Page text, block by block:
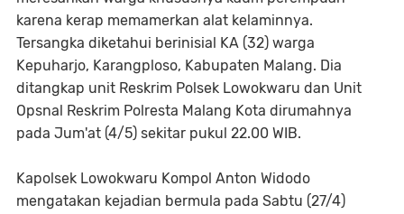
karena kerap memamerkan alat kelaminnya.
Tersangka diketahui berinisial KA (32) warga
Kepuharjo, Karangploso, Kabupaten Malang. Dia
ditangkap unit Reskrim Polsek Lowokwaru dan Unit
Opsnal Reskrim Polresta Malang Kota dirumahnya
pada Jum'at (4/5) sekitar pukul 22.00 WIB.
Kapolsek Lowokwaru Kompol Anton Widodo
mengatakan kejadian bermula pada Sabtu (27/4)